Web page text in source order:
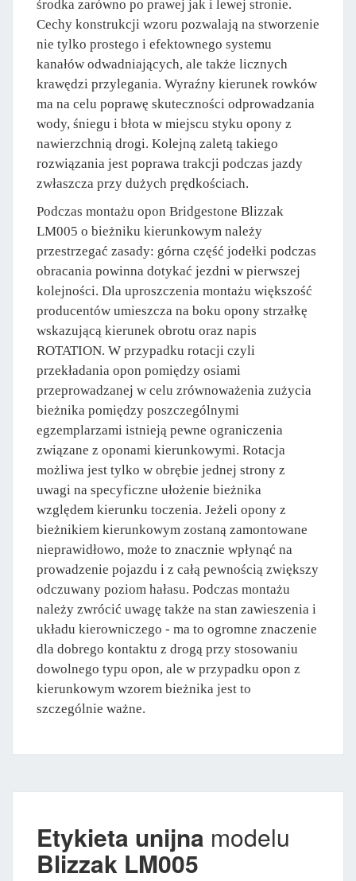
środka zarówno po prawej jak i lewej stronie.
Cechy konstrukcji wzoru pozwalają na stworzenie
nie tylko prostego i efektownego systemu
kanałów odwadniających, ale także licznych
krawędzi przylegania. Wyraźny kierunek rowków
ma na celu poprawę skuteczności odprowadzania
wody, śniegu i błota w miejscu styku opony z
nawierzchnią drogi. Kolejną zaletą takiego
rozwiązania jest poprawa trakcji podczas jazdy
zwłaszcza przy dużych prędkościach.
Podczas montażu opon Bridgestone Blizzak
LM005 o bieżniku kierunkowym należy
przestrzegać zasady: górna część jodełki podczas
obracania powinna dotykać jezdni w pierwszej
kolejności. Dla uproszczenia montażu większość
producentów umieszcza na boku opony strzałkę
wskazującą kierunek obrotu oraz napis
ROTATION. W przypadku rotacji czyli
przekładania opon pomiędzy osiami
przeprowadzanej w celu zrównoważenia zużycia
bieżnika pomiędzy poszczególnymi
egzemplarzami istnieją pewne ograniczenia
związane z oponami kierunkowymi. Rotacja
możliwa jest tylko w obrębie jednej strony z
uwagi na specyficzne ułożenie bieżnika
względem kierunku toczenia. Jeżeli opony z
bieżnikiem kierunkowym zostaną zamontowane
nieprawidłowo, może to znacznie wpłynąć na
prowadzenie pojazdu i z całą pewnością zwiększy
odczuwany poziom hałasu. Podczas montażu
należy zwrócić uwagę także na stan zawieszenia i
układu kierowniczego - ma to ogromne znaczenie
dla dobrego kontaktu z drogą przy stosowaniu
dowolnego typu opon, ale w przypadku opon z
kierunkowym wzorem bieżnika jest to
szczególnie ważne.
Etykieta unijna modelu
Blizzak LM005